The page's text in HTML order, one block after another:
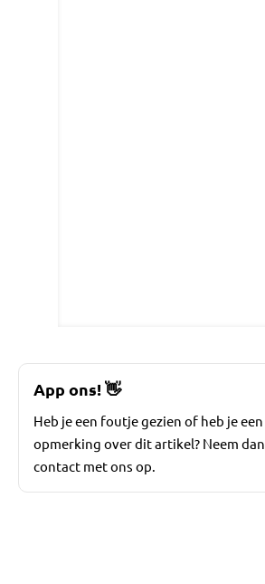
App ons!👋
Heb je een foutje gezien of heb je een
opmerking over dit artikel? Neem dan
contact met ons op.